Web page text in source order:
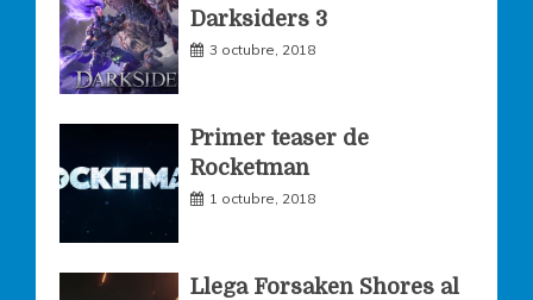
m
Darksiders 3
3 octubre, 2018
Primer teaser de
Rocketman
1 octubre, 2018
Llega Forsaken Shores al